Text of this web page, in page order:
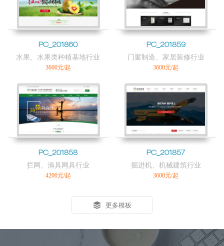
PC_201860
水果、水果类种植基地行业
3600元/起
PC_201859
门窗制造、家居装修行业
3600元/起
PC_201858
拦网、渔具网具行业
4200元/起
PC_201857
掘进机、机械建筑行业
3600元/起
更多模板